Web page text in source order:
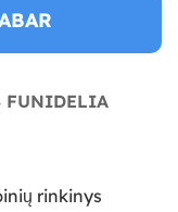
FUNIDELIA
rinkinys